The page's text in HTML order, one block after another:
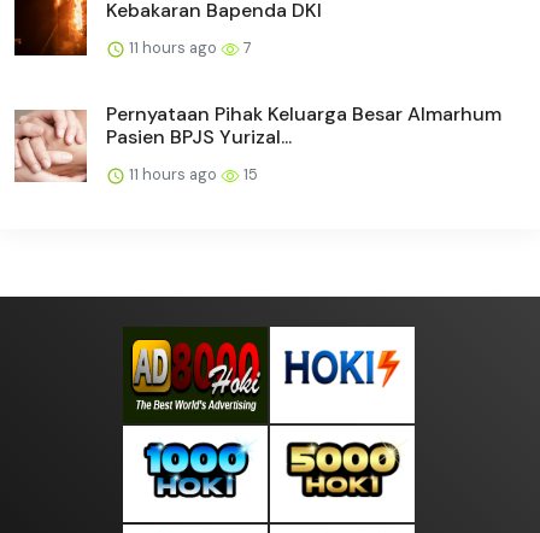
Kebakaran Bapenda DKI
11 hours ago 7
Pernyataan Pihak Keluarga Besar Almarhum
Pasien BPJS Yurizal...
11 hours ago 15